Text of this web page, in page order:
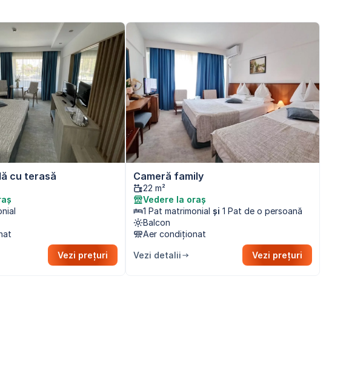
cu terasă
Vezi prețuri
Cameră family
22 m²
Vedere la oraș
1 Pat matrimonial și 1 Pat de o persoană
Balcon
Aer condiționat
Vezi detalii Vezi prețuri